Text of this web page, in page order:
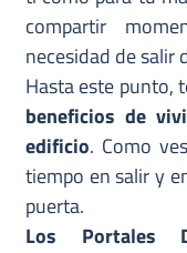
compartir
necesidad de salir
Hasta este punto,
beneficios de
edificio. Como
tiempo en salir y
puerta.
Los Portales